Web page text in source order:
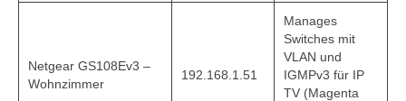
Netgear GS108Ev3 –
Wohnzimmer
192.168.1.51
Manages
Switches mit
VLAN und
IGMPv3 für IP
TV (Magenta